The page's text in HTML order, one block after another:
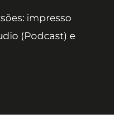
impresso
(Podcast) e